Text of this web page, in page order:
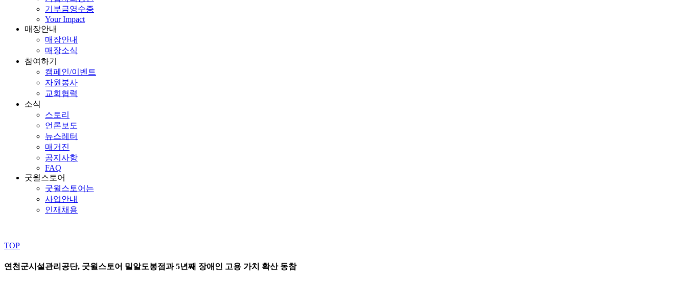
기부금영수증
Your Impact
매장안내
매장안내
매장소식
참여하기
캠페인/이벤트
자원봉사
교회협력
소식
스토리
언론보도
뉴스레터
매거진
공지사항
FAQ
굿윌스토어
굿윌스토어는
사업안내
인재채용
TOP
연천군시설관리공단, 굿윌스토어 밀알도봉점과 5년째 장애인 고용 가치 확산 동참